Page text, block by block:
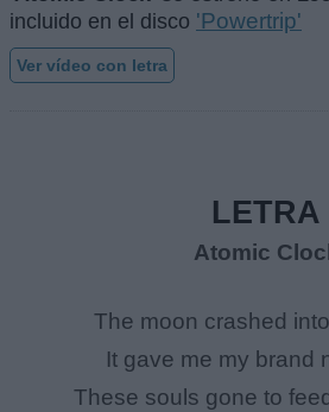
incluido en el disco 'Powertrip'
Ver vídeo con letra
LETRA
Atomic
The moon crashed
It gave me my brand
These souls gone to